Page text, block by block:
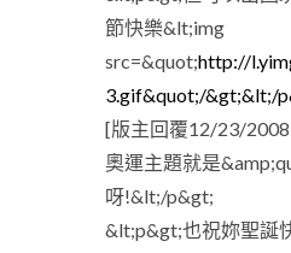
節快樂&lt;img
src=&quot;http://
3.gif&quot;/&gt;&lt;/
[版主回覆12/23/
奧運主題就是
呀!&lt;/p&gt;
&lt;p&gt;也祝妳聖誕